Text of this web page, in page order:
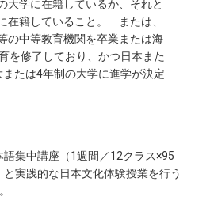
大学に在籍しているか、それと
在籍していること。 または、
の中等教育機関を卒業または海
を修了しており、かつ日本また
たは4年制の大学に進学が決定
集中講座（1週間／12クラス×95
実践的な日本文化体験授業を行う